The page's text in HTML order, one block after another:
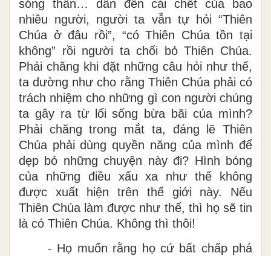
sóng thần… dẫn đến cái chết của bao
nhiêu người, người ta vẫn tự hỏi “Thiên
Chúa ở đâu rồi”, “có Thiên Chúa tồn tại
không” rồi người ta chối bỏ Thiên Chúa.
Phải chăng khi đặt những câu hỏi như thế,
ta dường như cho rằng Thiên Chúa phải có
trách nhiệm cho những gì con người chúng
ta gây ra từ lối sống bừa bãi của mình?
Phải chăng trong mắt ta, đáng lẽ Thiên
Chúa phải dùng quyền năng của mình để
dẹp bỏ những chuyện này đi? Hình bóng
của những điều xấu xa như thế không
được xuất hiện trên thế giới này. Nếu
Thiên Chúa làm được như thế, thì họ sẽ tin
là có Thiên Chúa. Không thì thôi!
- Họ muốn rằng họ cứ bất chấp phá